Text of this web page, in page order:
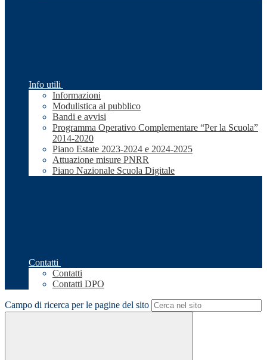
Info utili
Informazioni
Modulistica al pubblico
Bandi e avvisi
Programma Operativo Complementare “Per la Scuola”
2014-2020
Piano Estate 2023-2024 e 2024-2025
Attuazione misure PNRR
Piano Nazionale Scuola Digitale
Contatti
Contatti
Contatti DPO
Campo di ricerca per le pagine del sito